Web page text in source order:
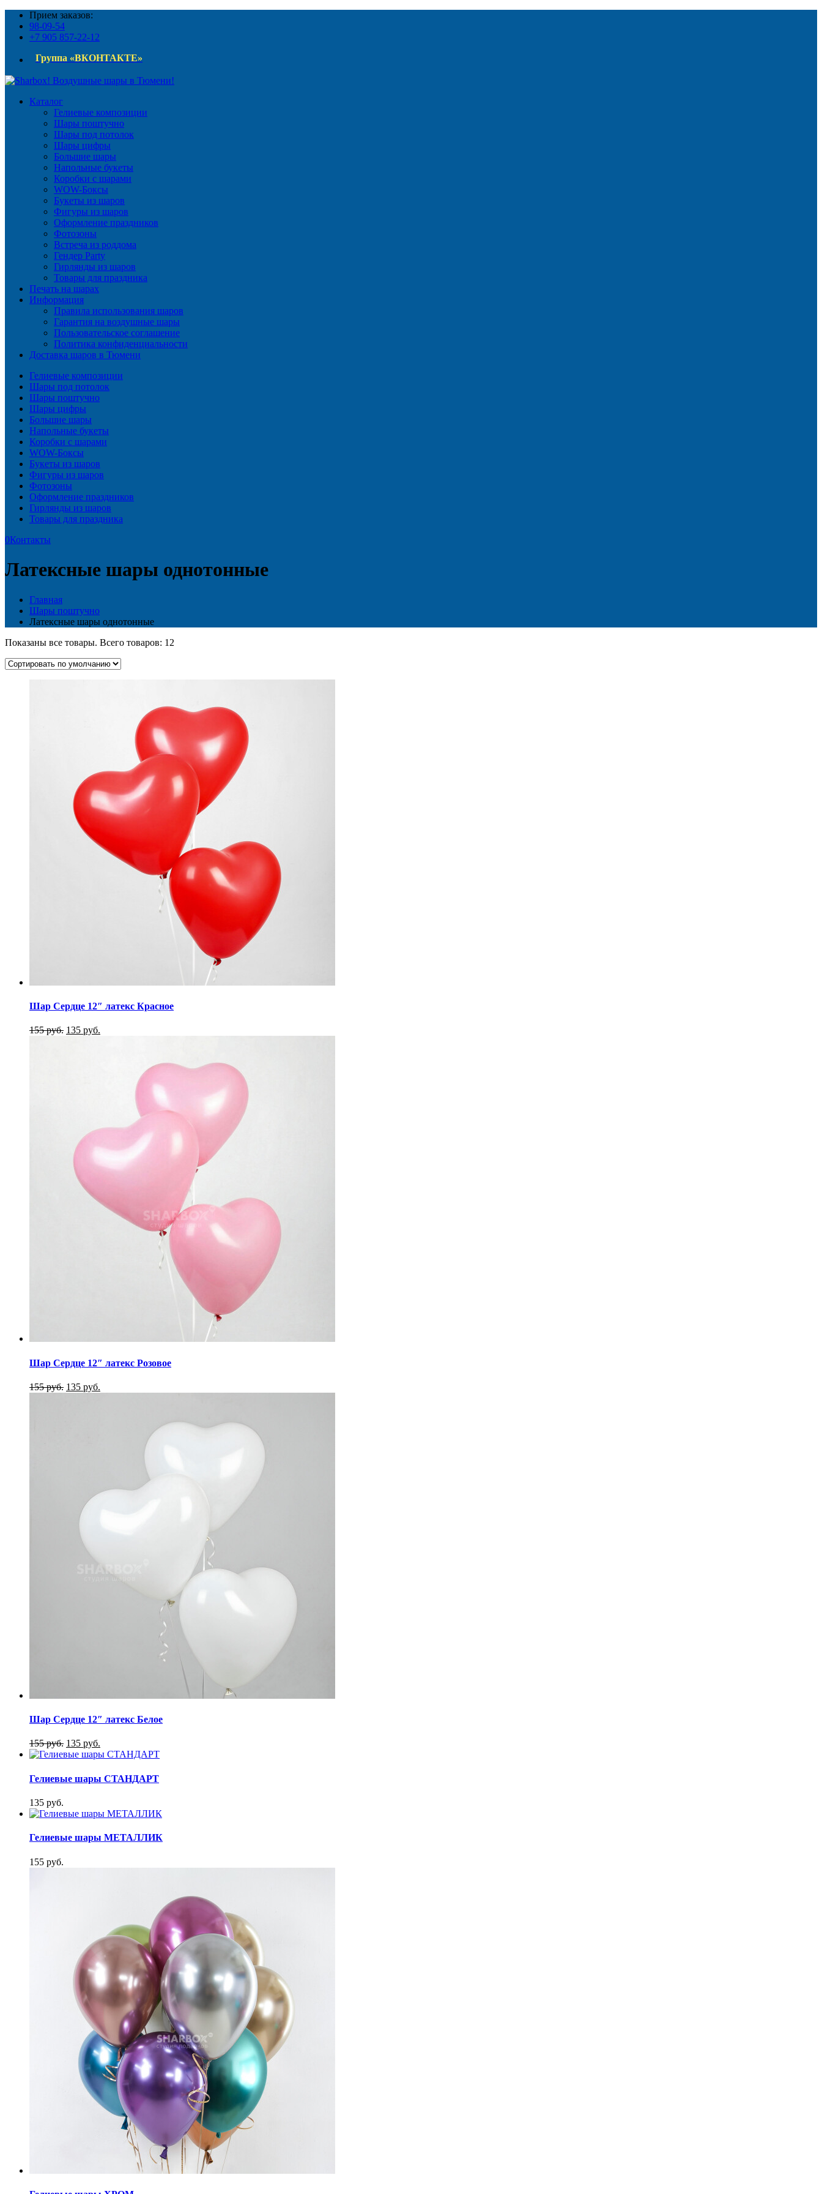
Прием заказов:
98-09-54
+7 905 857-22-12
Группа «ВКОНТАКТЕ»
Каталог
Гелиевые композиции
Шары поштучно
Шары под потолок
Шары цифры
Большие шары
Напольные букеты
Коробки с шарами
WOW-Боксы
Букеты из шаров
Фигуры из шаров
Оформление праздников
Фотозоны
Встреча из роддома
Гендер Party
Гирлянды из шаров
Товары для праздника
Печать на шарах
Информация
Правила использования шаров
Гарантия на воздушные шары
Пользовательское соглашение
Политика конфиденциальности
Доставка шаров в Тюмени
Гелиевые композиции
Шары под потолок
Шары поштучно
Шары цифры
Большие шары
Напольные букеты
Коробки с шарами
WOW-Боксы
Букеты из шаров
Фигуры из шаров
Фотозоны
Оформление праздников
Гирлянды из шаров
Товары для праздника
0Контакты
Латексные шары однотонные
Главная
Шары поштучно
Латексные шары однотонные
Показаны все товары. Всего товаров: 12
Шар Cердце 12″ латекс Красное
155 руб. 135 руб.
Шар Cердце 12″ латекс Розовое
155 руб. 135 руб.
Шар Cердце 12″ латекс Белое
155 руб. 135 руб.
Гелиевые шары СТАНДАРТ
135 руб.
Гелиевые шары МЕТАЛЛИК
155 руб.